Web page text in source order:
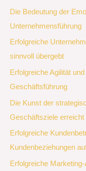
Die Bedeutung der
Unternehmensführung
Erfolgreiche
sinnvoll übergebt
Erfolgreiche Agilität
Geschäftsführung
Die Kunst der
Geschäftsziele erreicht
Erfolgreiche
Kundenbeziehungen
Erfolgreiche